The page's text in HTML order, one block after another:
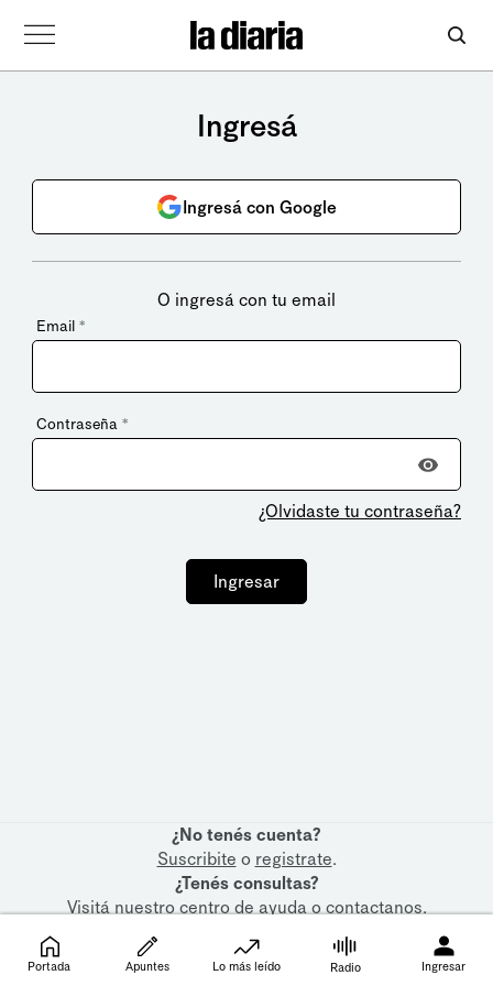
Ingresá
Ingresá con Google
O ingresá con tu email
Email *
Contraseña *
¿Olvidaste tu contraseña?
Ingresar
¿No tenés cuenta?
Suscribite o registrate.
¿Tenés consultas?
Visitá nuestrocentro de ayudaocontactanos.
Portada Apuntes Lo más leído Radio Ingresar